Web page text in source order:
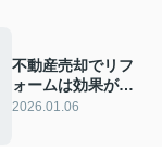
不動産売却でリフ
ォームは効果があ
る？価格アップの
2026.01.06